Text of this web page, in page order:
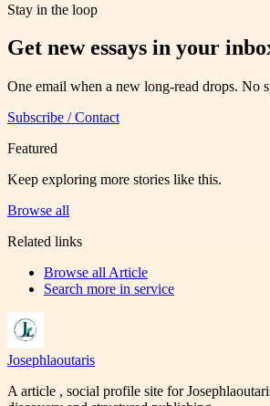
Stay in the loop
Get new essays in your
One email when a new long-read drops. No
Subscribe / Contact
Featured
Keep exploring more stories like this.
Browse all
Related links
Browse all Article
Search more in service
Josephlaoutaris
A article , social profile site for